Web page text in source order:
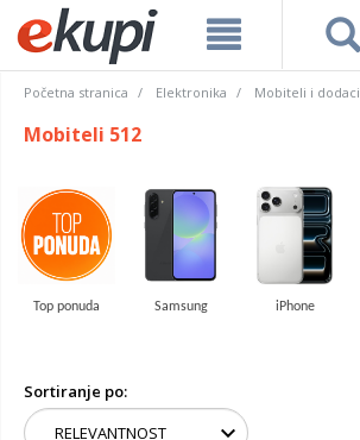
Početna stranica Elektronika Mobiteli i dodaci
Mobiteli 512
Top ponuda Samsung iPhone
Sortiranje po: